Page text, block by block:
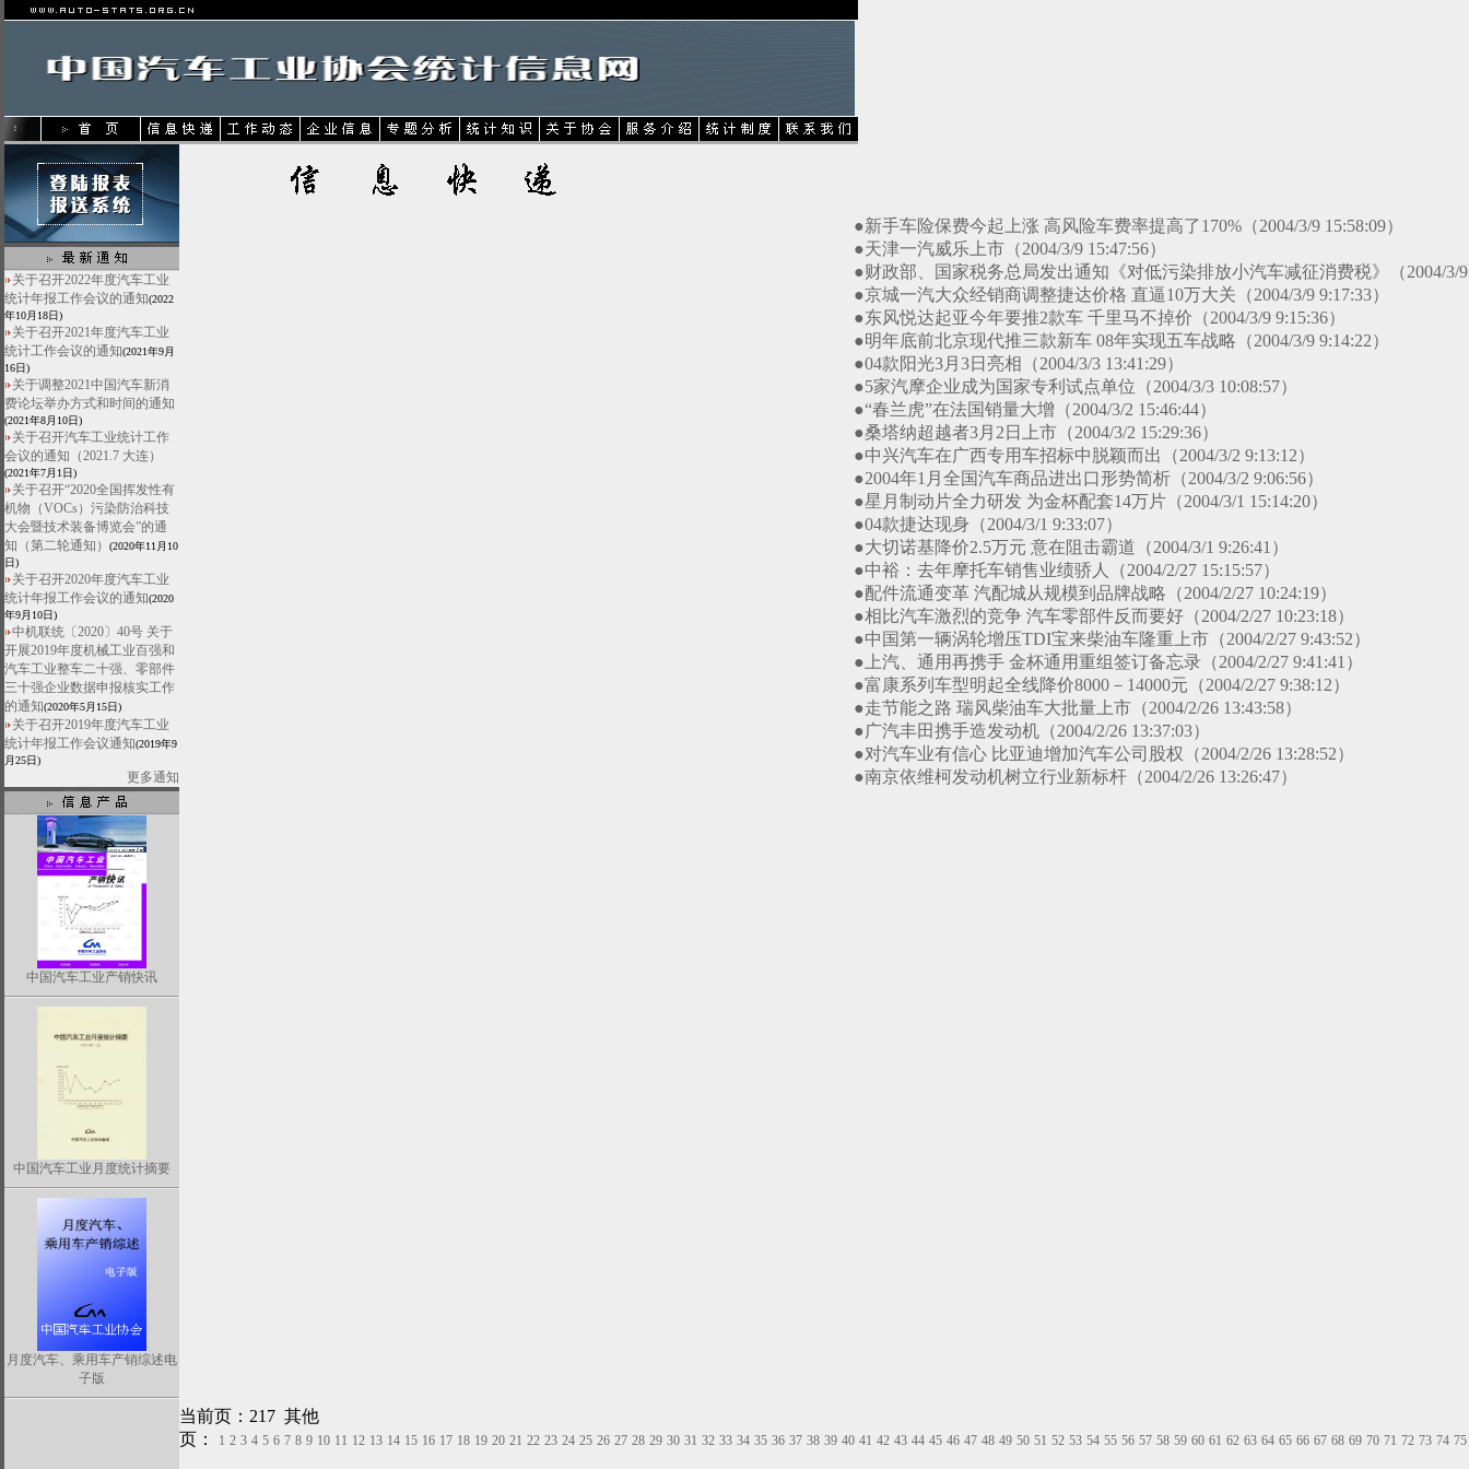
关于召开2022年度汽车工业
统计年报工作会议的通知(2022
年10月18日)
关于召开2021年度汽车工业
统计工作会议的通知(2021年9月
16日)
关于调整2021中国汽车新消
费论坛举办方式和时间的通知
(2021年8月10日)
关于召开汽车工业统计工作
会议的通知（2021.7 大连）
(2021年7月1日)
关于召开“2020全国挥发性有
机物（VOCs）污染防治科技
大会暨技术装备博览会”的通
知（第二轮通知）
(2020年11月10
日)
关于召开2020年度汽车工业
统计年报工作会议的通知(2020
年9月10日)
中机联统〔2020〕40号 关于
开展2019年度机械工业百强和
汽车工业整车二十强、零部件
三十强企业数据申报核实工作
的通知(2020年5月15日)
关于召开2019年度汽车工业
统计年报工作会议通知(2019年9
月25日)
更多通知
中国汽车工业产销快讯
中国汽车工业月度统计摘要
月度汽车、乘用车产销综述电
子版
●新手车险保费今起上涨 高风险车费率提高了170%（2004/3/9 15:58:09）
●天津一汽威乐上市（2004/3/9 15:47:56）
●财政部、国家税务总局发出通知《对低污染排放小汽车减征消费税》（2004/3/9
●京城一汽大众经销商调整捷达价格 直逼10万大关（2004/3/9 9:17:33）
●东风悦达起亚今年要推2款车 千里马不掉价（2004/3/9 9:15:36）
●明年底前北京现代推三款新车 08年实现五车战略（2004/3/9 9:14:22）
●04款阳光3月3日亮相（2004/3/3 13:41:29）
●5家汽摩企业成为国家专利试点单位（2004/3/3 10:08:57）
●“春兰虎”在法国销量大增（2004/3/2 15:46:44）
●桑塔纳超越者3月2日上市（2004/3/2 15:29:36）
●中兴汽车在广西专用车招标中脱颖而出（2004/3/2 9:13:12）
●2004年1月全国汽车商品进出口形势简析（2004/3/2 9:06:56）
●星月制动片全力研发 为金杯配套14万片（2004/3/1 15:14:20）
●04款捷达现身（2004/3/1 9:33:07）
●大切诺基降价2.5万元 意在阻击霸道（2004/3/1 9:26:41）
●中裕：去年摩托车销售业绩骄人（2004/2/27 15:15:57）
●配件流通变革 汽配城从规模到品牌战略（2004/2/27 10:24:19）
●相比汽车激烈的竞争 汽车零部件反而要好（2004/2/27 10:23:18）
●中国第一辆涡轮增压TDI宝来柴油车隆重上市（2004/2/27 9:43:52）
●上汽、通用再携手 金杯通用重组签订备忘录（2004/2/27 9:41:41）
●富康系列车型明起全线降价8000－14000元（2004/2/27 9:38:12）
●走节能之路 瑞风柴油车大批量上市（2004/2/26 13:43:58）
●广汽丰田携手造发动机（2004/2/26 13:37:03）
●对汽车业有信心 比亚迪增加汽车公司股权（2004/2/26 13:28:52）
●南京依维柯发动机树立行业新标杆（2004/2/26 13:26:47）
当前页：217 其他
页：
1 2 3 4 5 6 7 8 9 10 11 12 13 14 15 16 17 18 19 20 21 22 23 24 25 26 27 28 29 30 31 32 33 34 35 36 37 38 39 40 41 42 43 44 45 46 47 48 49 50 51 52 53 54 55 56 57 58 59 60 61 62 63 64 65 66 67 68 69 70 71 72 73 74 75